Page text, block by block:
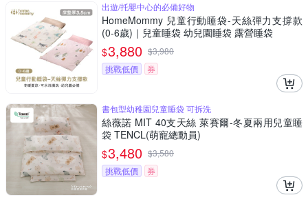
出遊/托嬰中心的必備好物
HomeMommy 兒童行動睡袋-天絲彈力支撐款
(0-6歲)｜兒童睡袋 幼兒園睡袋 露營睡袋
$3,880 $3,980
挑戰低價
券
書包型幼稚園兒童睡袋 可拆洗
絲薇諾 MIT 40支天絲 萊賽爾-冬夏兩用兒童睡
袋 TENCL(萌寵總動員)
$3,480 $3,580
挑戰低價
券